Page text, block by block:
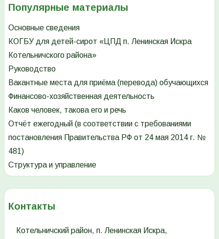
Популярные материалы
Основные сведения
КОГБУ для детей-сирот «ЦПД п. Ленинская Искра
Котельничского района»
Руководство
Вакантные места для приёма (перевода) обучающихся
Финансово-хозяйственная деятельность
Каков человек, такова его и речь
Отчёт ежегодный (в соответствии с требованиями
постановления Правительства РФ от 24 мая 2014 г. №
481)
Структура и управление
Контакты
Котельничский район, п. Ленинская Искра,